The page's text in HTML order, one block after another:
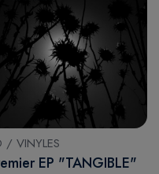
/ VINYLES
EP "TANGIBLE"